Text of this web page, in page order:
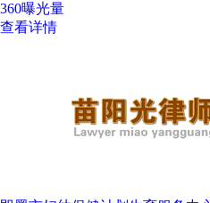
360曝光量
查看详情